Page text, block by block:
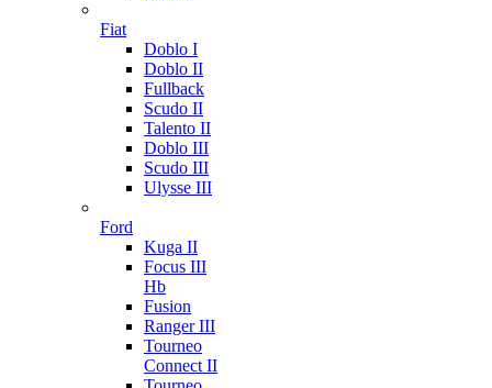
Fiat
Doblo I
Doblo II
Fullback
Scudo II
Talento II
Doblo III
Scudo III
Ulysse III
Ford
Kuga II
Focus III
Hb
Fusion
Ranger III
Tourneo
Connect II